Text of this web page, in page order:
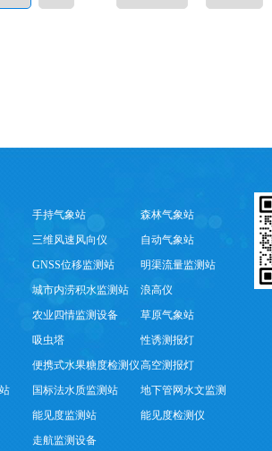
手持气象站
森林气象站
三维风速风向仪
自动气象站
GNSS位移监测站
明渠流量监测站
城市内涝积水监测站
浪高仪
农业四情监测设备
草原气象站
吸虫塔
性诱测报灯
便携式水果糖度检测仪高空测报灯
国标法水质监测站
地下管网水文监测
能见度监测站
能见度检测仪
走航监测设备